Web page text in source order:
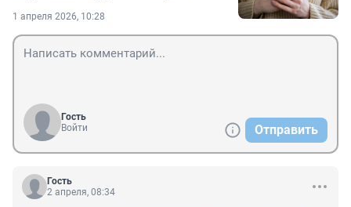
1 апреля 2026, 10:28
Гость
Войти
Отправить
Гость
2 апреля, 08:34